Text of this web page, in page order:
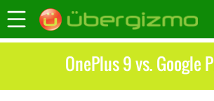
OnePlus 9 vs. Google